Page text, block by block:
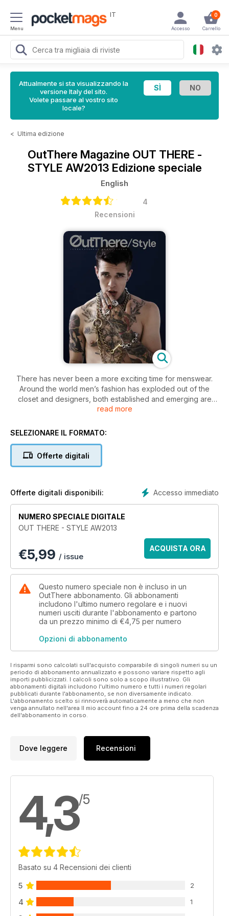
Menu
IT 0
Carrello
Accesso
Attualmente si sta visualizzando la
versione Italy del sito.
Volete passare al vostro sito
locale?
< Ultima edizione
OutThere Magazine OUT THERE -
STYLE AW2013 Edizione speciale
English
4
Recensioni
There has never been a more exciting time for menswear.
Around the world men’s fashion has exploded out of the
closet and designers, both established and emerging are
delivering impressive
matters sartorial but we don’t believe
way to dress – we believe that style is all about finding a way
that expresses your individuality.
of menswear starting with our
American South in ‘A Wanted Man’ and take heritage to new
heights in ‘SuperFly’. ‘Love Me Tender’ and ‘Streets of
London’ showcases the mid-century uncoventional as does
our John Bidwood homage ‘Wings of Desire’. We also pay
tribute to the Eighties label ‘BodyMap’ in an exclusive
conversation with two members of the original collective.
But where would we be if we didn’t feature the very latest in
menswear? ‘Shape and Form’ features young designer
Kristian Steinberg’s ‘Brutalism’ collection and we head to
South Africa to explore the ongoing Smarteez movement.
As usual we had trouble fitting everything in. That’s why we
online content to our revamped style blog
http://www.outtheremagazine.com/style where you will
find up-to-the-minute content, more profiles, exclusive
shoots, fashion films, insight from behind-the-scenes and
comment.
read more
SELEZIONARE IL FORMATO:
Offerte digitali
Accesso immediato
Offerte digitali disponibili:
NUMERO SPECIALE DIGITALE
OUT THERE - STYLE AW2013
€5,99 / issue
ACQUISTA ORA
Questo numero speciale non è incluso in un
OutThere abbonamento. Gli abbonamenti
includono l'ultimo numero regolare e i nuovi
numeri usciti durante l'abbonamento e partono
da un prezzo minimo di €4,75 per numero
Opzioni di abbonamento
I risparmi sono calcolati sull'acquisto comparabile di singoli numeri su un
periodo di abbonamento annualizzato e possono variare rispetto agli
importi pubblicizzati. I calcoli sono solo a scopo illustrativo. Gli
abbonamenti digitali includono l'ultimo numero e tutti i numeri regolari
pubblicati durante l'abbonamento, se non diversamente indicato.
L'abbonamento scelto si rinnoverà automaticamente a meno che non
venga annullato nell'area Il mio account fino a 24 ore prima della scadenza
dell'abbonamento in corso.
Dove leggere Recensioni
4,3/5
Basato su 4 Recensioni dei clienti
5 2
4 1